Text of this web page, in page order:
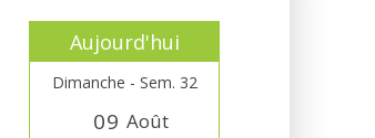
Aujourd'hui
Dimanche - Sem. 32
09 Août